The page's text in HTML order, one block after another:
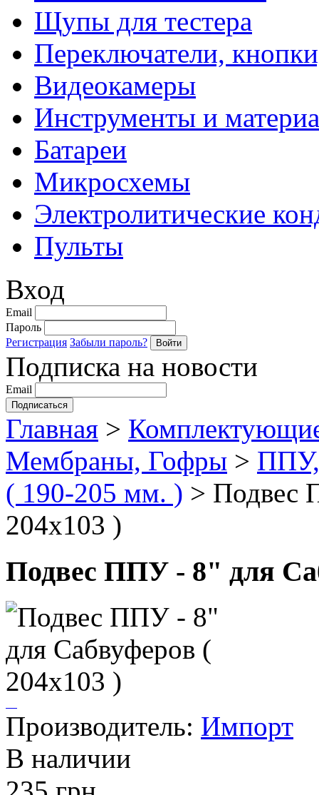
Щупы для тестера
Переключатели,
Видеокамеры
Инструменты и
Батареи
Микросхемы
Электролитические
Пульты
Вход
Email
Пароль
Регистрация Забыли пароль?
Подписка на новости
Email
Главная >
Мембраны, Гофры > ППУ,
( 190-205 мм. ) > Подвес
204х103 )
Подвес ППУ - 8" для
Производитель: Импорт
В наличии